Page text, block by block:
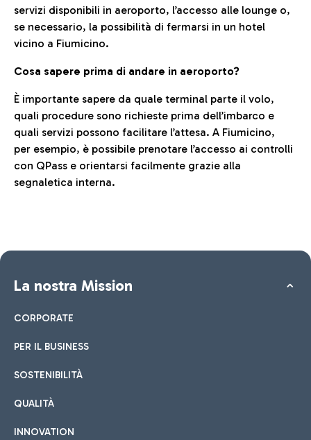
servizi disponibili in aeroporto, l’accesso alle lounge o,
se necessario, la possibilità di fermarsi in un hotel
vicino a Fiumicino.
Cosa sapere prima di andare in aeroporto?
È importante sapere da quale terminal parte il volo,
quali procedure sono richieste prima dell’imbarco e
quali servizi possono facilitare l’attesa. A Fiumicino,
per esempio, è possibile prenotare l’accesso ai controlli
con QPass e orientarsi facilmente grazie alla
segnaletica interna.
La nostra Mission
CORPORATE
PER IL BUSINESS
SOSTENIBILITÀ
QUALITÀ
INNOVATION